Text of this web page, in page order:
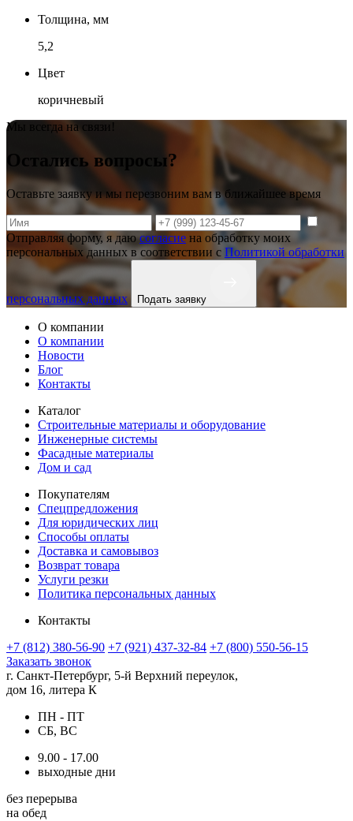
Толщина, мм
5,2
Цвет
коричневый
Мы всегда на связи!
Остались вопросы?
Оставьте заявку и мы перезвоним вам в ближайшее время
Отправляя форму, я даюсогласие на обработку моих
персональных данных в соответствии с Политикой обработки
персональных данных Подать заявку
О компании
О компании
Новости
Блог
Контакты
Каталог
Строительные материалы и оборудование
Инженерные системы
Фасадные материалы
Дом и сад
Покупателям
Спецпредложения
Для юридических лиц
Способы оплаты
Доставка и самовывоз
Возврат товара
Услуги резки
Политика персональных данных
Контакты
+7 (812) 380-56-90 +7 (921) 437-32-84 +7 (800) 550-56-15
Заказать звонок
г. Санкт-Петербург, 5-й Верхний переулок,
дом 16, литера К
ПН - ПТ
СБ, ВС
9.00 - 17.00
выходные дни
без перерыва
на обед